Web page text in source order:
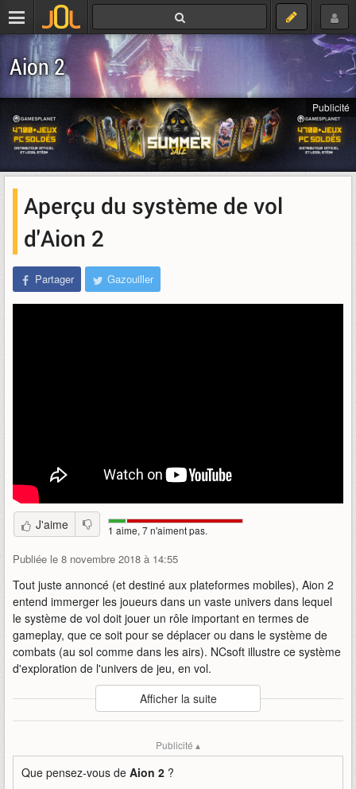
Aion 2
Publicité
Aperçu du système de vol
d'Aion 2
Partager Gazouiller
J'aime 1 aime, 7 n'aiment pas.
Publiée le 8 novembre 2018 à 14:55
Tout juste annoncé (et destiné aux plateformes mobiles), Aion 2
entend immerger les joueurs dans un vaste univers dans lequel
le système de vol doit jouer un rôle important en termes de
gameplay, que ce soit pour se déplacer ou dans le système de
combats (au sol comme dans les airs). NCsoft illustre ce système
d'exploration de l'univers de jeu, en vol.
Auteur
: Uther
mmorpg mobile
Afficher la suite
Publicité ▴
Que pensez-vous de Aion 2 ?